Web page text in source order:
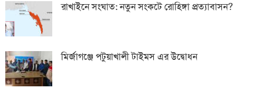
রাখাইনে সংঘাত: নতুন সংকটে রোহিঙ্গা প্রত্যাবাসন?
মির্জাগঞ্জে পটুয়াখালী টাইমস এর উদ্বোধন